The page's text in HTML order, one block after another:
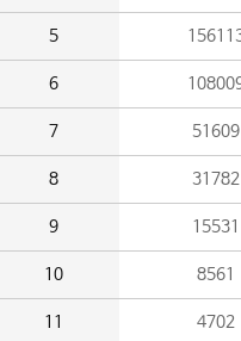
5
6
7 51609
8 31782
9 15531
10 8561
11 4702